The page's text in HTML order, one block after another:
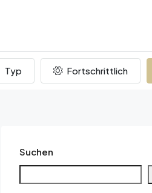
Typ Fortschrittlich
Suchen